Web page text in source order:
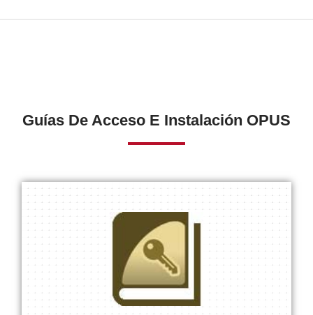
Guías De Acceso E Instalación OPUS